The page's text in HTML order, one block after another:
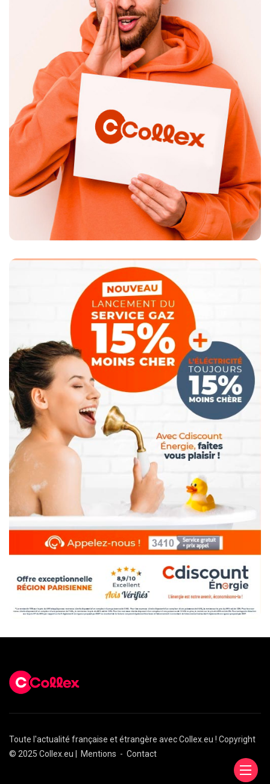
Toute l'actualité française et étrangère avec Collex.eu ! Copyright
© 2025 Collex.eu | Mentions - Contact